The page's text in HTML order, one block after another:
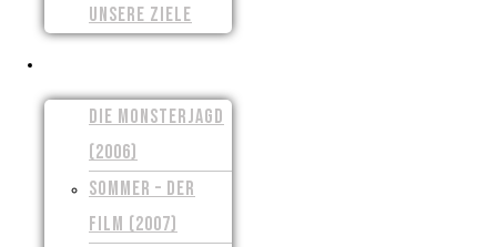
UNSERE ZIELE
DIE MONSTERJAGD
(2006)
SOMMER – DER
FILM (2007)